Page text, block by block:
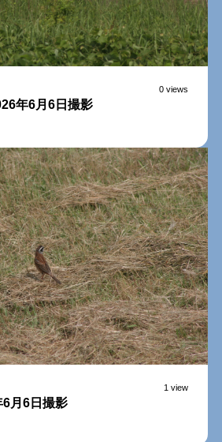
0 views
年6月6日撮影
1 view
月6日撮影